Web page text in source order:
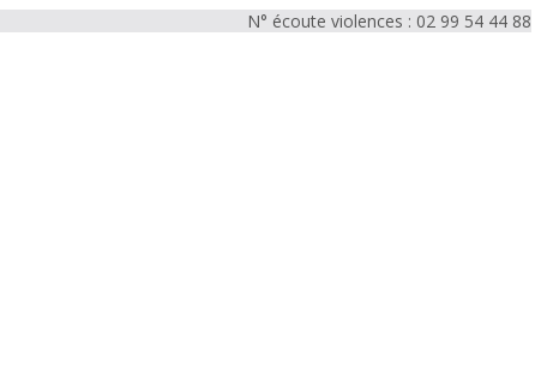
N° écoute violences : 02 99 54 44 88